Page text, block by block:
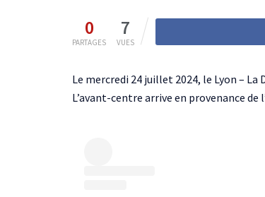
0
PARTAGES
7
VUES
Le mercredi 24 juillet 2024, le Lyon – La
L’avant-centre arrive en provenance de